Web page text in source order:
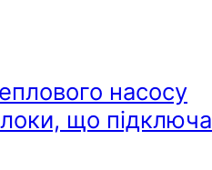
насосу
що